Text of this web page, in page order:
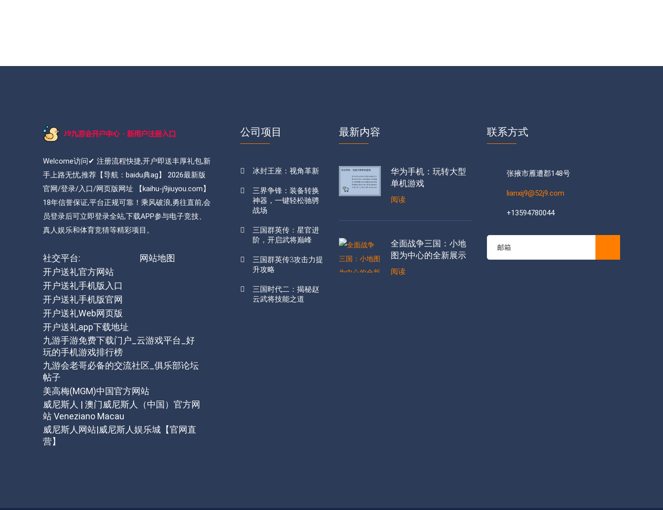
Welcome访问✔ 注册流程快捷,开户即送丰厚礼包,新
手上路无忧,推荐【导航：baidu典ag】 2026最新版
官网/登录/入口/网页版网址 【kaihu-j9jiuyou.com】
18年信誉保证,平台正规可靠！乘风破浪,勇往直前,会
员登录后可立即登录全站,下载APP参与电子竞技、
真人娱乐和体育竞猜等精彩项目。
社交平台:
网站地图
开户送礼官方网站
开户送礼手机版入口
开户送礼手机版官网
开户送礼Web网页版
开户送礼app下载地址
九游手游免费下载门户_云游戏平台_好
玩的手机游戏排行榜
九游会老哥必备的交流社区_俱乐部论坛
帖子
美高梅(MGM)中国官方网站
威尼斯人 | 澳门威尼斯人（中国）官方网
站 Veneziano Macau
威尼斯人网站|威尼斯人娱乐城【官网直
营】
公司项目
冰封王座：视角革新
三界争锋：装备转换
神器，一键轻松驰骋
战场
三国群英传：星官进
阶，开启武将巅峰
三国群英传3攻击力提
升攻略
三国时代二：揭秘赵
云武将技能之道
最新内容
华为手机：玩转大型
单机游戏
阅读
全面战争三国：小地
图为中心的全新展示
阅读
联系方式
张掖市雁遭郡148号
lianxij9@52j9.com
+13594780044